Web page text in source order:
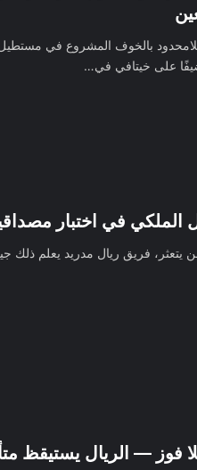
بالخوف المشروع في
على خيتافي في…
الملكي في اختبار
يتعثر، فريق ريال مدريد يعلم ذلك